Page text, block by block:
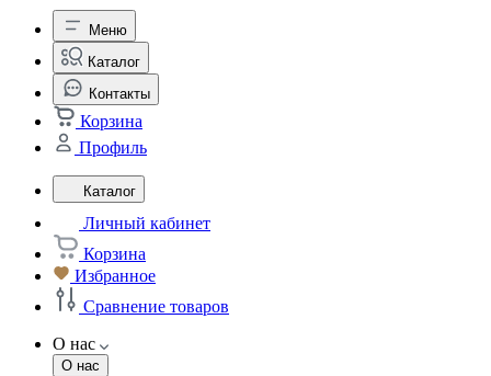
Меню
Каталог
Контакты
Корзина
Профиль
Каталог
Личный кабинет
Корзина
Избранное
Сравнение товаров
О нас
О нас